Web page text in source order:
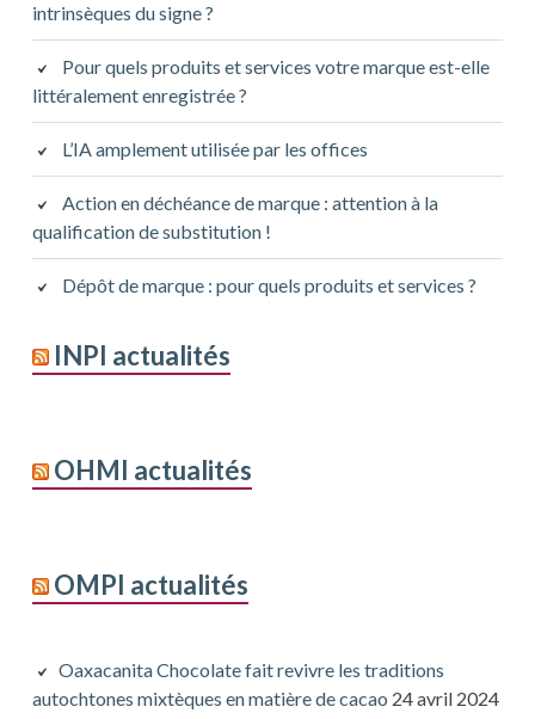
intrinsèques du signe ?
Pour quels produits et services votre marque est-elle
littéralement enregistrée ?
L’IA amplement utilisée par les offices
Action en déchéance de marque : attention à la
qualification de substitution !
Dépôt de marque : pour quels produits et services ?
INPI actualités
OHMI actualités
OMPI actualités
Oaxacanita Chocolate fait revivre les traditions
autochtones mixtèques en matière de cacao 24 avril 2024